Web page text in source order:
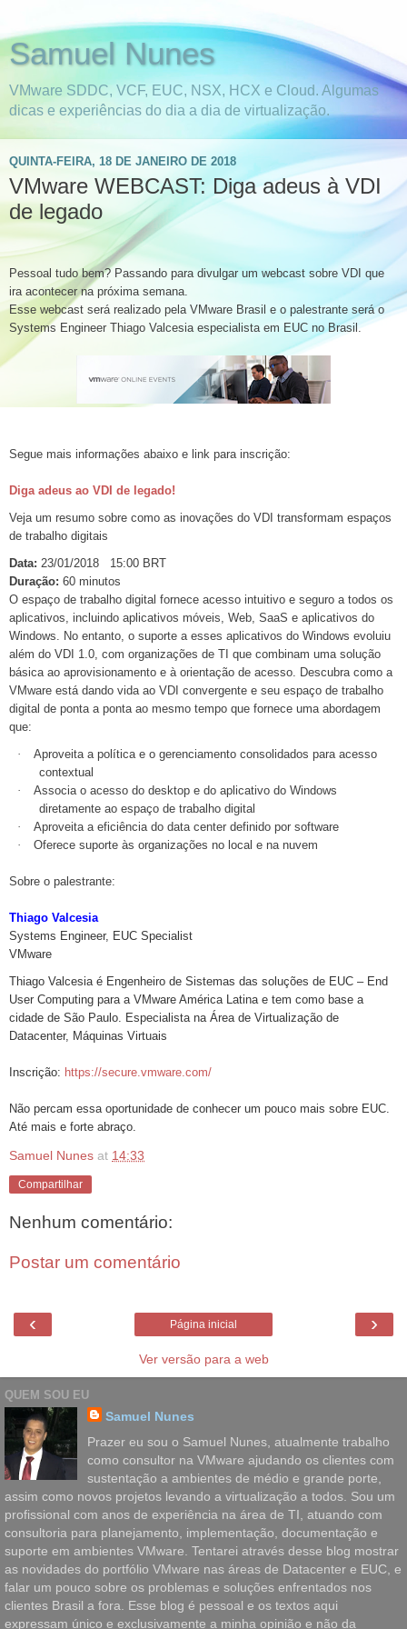
Samuel Nunes
VMware SDDC, VCF, EUC, NSX, HCX e Cloud. Algumas
dicas e experiências do dia a dia de virtualização.
QUINTA-FEIRA, 18 DE JANEIRO DE 2018
VMware WEBCAST: Diga adeus à VDI
de legado
Pessoal tudo bem? Passando para divulgar um webcast sobre VDI que
ira acontecer na próxima semana.
Esse webcast será realizado pela VMware Brasil e o palestrante será o
Systems Engineer Thiago Valcesia especialista em EUC no Brasil.
Segue mais informações abaixo e link para inscrição:
Diga adeus ao VDI de legado!
Veja um resumo sobre como as inovações do VDI transformam espaços
de trabalho digitais
Data: 23/01/2018 15:00 BRT
Duração: 60 minutos
O espaço de trabalho digital fornece acesso intuitivo e seguro a todos os
aplicativos, incluindo aplicativos móveis, Web, SaaS e aplicativos do
Windows. No entanto, o suporte a esses aplicativos do Windows evoluiu
além do VDI 1.0, com organizações de TI que combinam uma solução
básica ao aprovisionamento e à orientação de acesso. Descubra como a
VMware está dando vida ao VDI convergente e seu espaço de trabalho
digital de ponta a ponta ao mesmo tempo que fornece uma abordagem
que:
·
Aproveita a política e o gerenciamento consolidados para acesso
contextual
·
Associa o acesso do desktop e do aplicativo do Windows
diretamente ao espaço de trabalho digital
·
Aproveita a eficiência do data center definido por software
·
Oferece suporte às organizações no local e na nuvem
Sobre o palestrante:
Thiago Valcesia
Systems Engineer, EUC Specialist
VMware
Thiago Valcesia é Engenheiro de Sistemas das soluções de EUC – End
User Computing para a VMware América Latina e tem como base a
cidade de São Paulo. Especialista na Área de Virtualização de
Datacenter, Máquinas Virtuais
Inscrição: https://secure.vmware.com/
Não percam essa oportunidade de conhecer um pouco mais sobre EUC.
Até mais e forte abraço.
Samuel Nunes at 14:33
Compartilhar
Nenhum comentário:
Postar um comentário
‹ ›
Página inicial
Ver versão para a web
QUEM SOU EU
Samuel Nunes
Prazer eu sou o Samuel Nunes, atualmente trabalho
como consultor na VMware ajudando os clientes com
sustentação a ambientes de médio e grande porte,
assim como novos projetos levando a virtualização a todos. Sou um
profissional com anos de experiência na área de TI, atuando com
consultoria para planejamento, implementação, documentação e
suporte em ambientes VMware. Tentarei através desse blog mostrar
as novidades do portfólio VMware nas áreas de Datacenter e EUC, e
falar um pouco sobre os problemas e soluções enfrentados nos
clientes Brasil a fora. Esse blog é pessoal e os textos aqui
expressam único e exclusivamente a minha opinião e não da